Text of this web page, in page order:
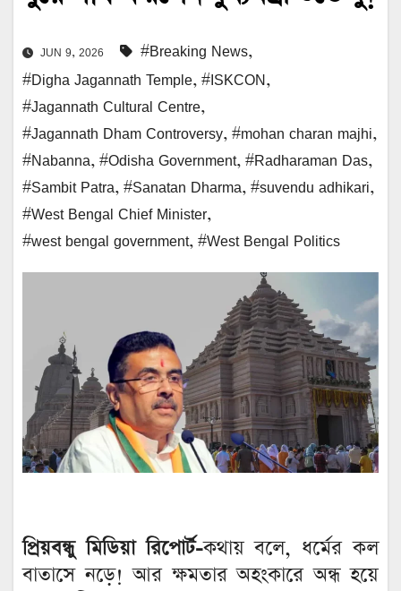
JUN 9, 2026 #Breaking News,
#Digha Jagannath Temple, #ISKCON,
#Jagannath Cultural Centre,
#Jagannath Dham Controversy, #mohan charan majhi,
#Nabanna, #Odisha Government, #Radharaman Das,
#Sambit Patra, #Sanatan Dharma, #suvendu adhikari,
#West Bengal Chief Minister,
#west bengal government, #West Bengal Politics
প্রিয়বন্ধু মিডিয়া রিপোর্ট-কথায় বলে, ধর্মের কল
বাতাসে নড়ে! আর ক্ষমতার অহংকারে অন্ধ হয়ে